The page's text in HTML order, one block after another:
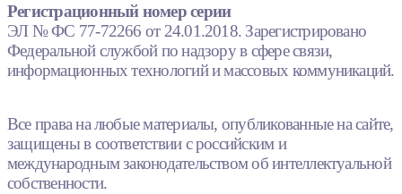
Регистрационный номер серии
ЭЛ № ФС 77-72266 от 24.01.2018. Зарегистрировано
Федеральной службой по надзору в сфере связи,
информационных технологий и массовых коммуникаций.
Все права на любые материалы, опубликованные на сайте,
защищены в соответствии с российским и
международным законодательством об интеллектуальной
собственности.